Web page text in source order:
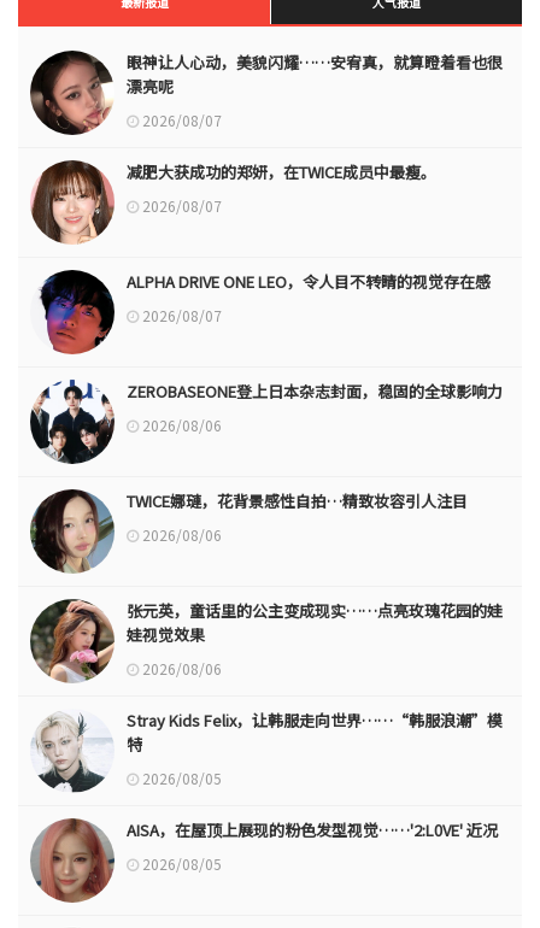
眼神让人心动，美貌闪耀……安宥真，就算瞪着看也很
漂亮呢
2026/08/07
减肥大获成功的郑妍，在TWICE成员中最瘦。
2026/08/07
ALPHA DRIVE ONE LEO，令人目不转睛的视觉存在感
2026/08/07
ZEROBASEONE登上日本杂志封面，稳固的全球影响力
2026/08/06
TWICE娜璉，花背景感性自拍…精致妆容引人注目
2026/08/06
张元英，童话里的公主变成现实……点亮玫瑰花园的娃
娃视觉效果
2026/08/06
Stray Kids Felix，让韩服走向世界……“韩服浪潮”模
特
2026/08/05
AISA，在屋顶上展现的粉色发型视觉……'2:L0VE' 近况
2026/08/05